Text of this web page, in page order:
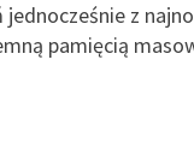
z
pamięcią